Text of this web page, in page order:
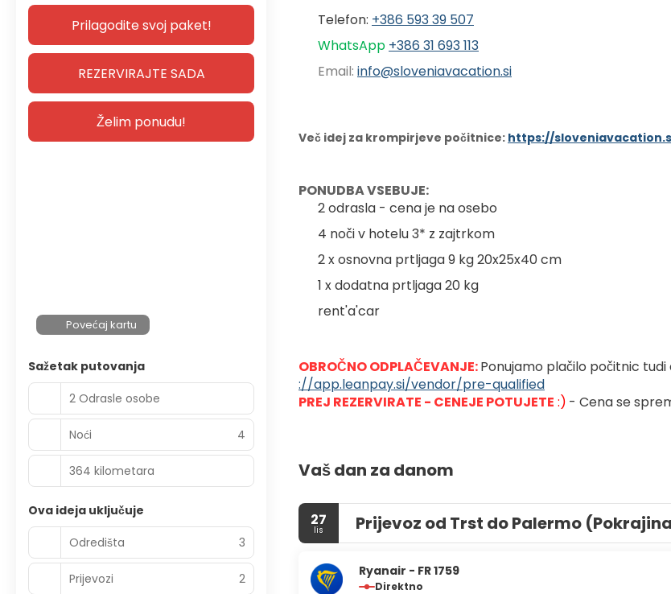
Telefon: +386 593 39 507
WhatsApp +386 31 693 113
Email: info@sloveniavacation.si
Več idej za krompirjeve počitnice: https://
PONUDBA VSEBUJE:
2 odrasla - cena je na osebo
4 noči v hotelu 3* z zajtrkom
2 x osnovna prtljaga 9 kg 20x25x40 cm
1 x dodatna prtljaga 20 kg
rent'a'car
OBROČNO ODPLAČEVANJE: Ponujamo plačilo počitnic tudi
://app.leanpay.si/vendor/pre-qualified
PREJ REZERVIRATE - CENEJE POTUJETE :) - Cena se
Vaš dan za danom
27
lis Prijevoz od Trst do Palermo
Ryanair - FR 1759
Direktno
Prilagodite svoj paket!
REZERVIRAJTE SADA
Želim ponudu!
Povećaj kartu
Sažetak putovanja
2 Odrasle osobe
Noći 4
364 kilometara
Ova ideja uključuje
Odredišta
3
Prijevozi 2